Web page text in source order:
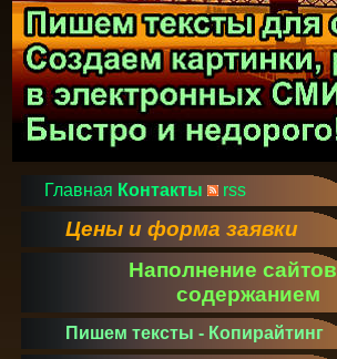
Главная Контакты rss
Цены и форма заявки
Наполнение сайтов
содержанием
Пишем тексты - Копирайтинг